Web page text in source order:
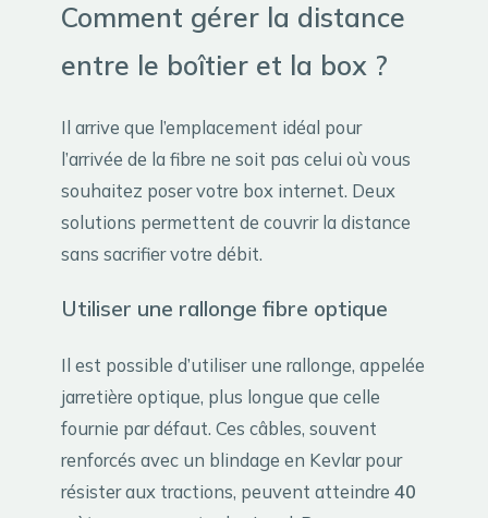
Comment gérer la distance
entre le boîtier et la box ?
Il arrive que l’emplacement idéal pour
l’arrivée de la fibre ne soit pas celui où vous
souhaitez poser votre box internet. Deux
solutions permettent de couvrir la distance
sans sacrifier votre débit.
Utiliser une rallonge fibre optique
Il est possible d’utiliser une rallonge, appelée
jarretière optique, plus longue que celle
fournie par défaut. Ces câbles, souvent
renforcés avec un blindage en Kevlar pour
résister aux tractions, peuvent atteindre 40